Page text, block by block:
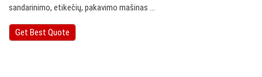
sandarinimo, etikečių, pakavimo mašinas ...
Get Best Quote